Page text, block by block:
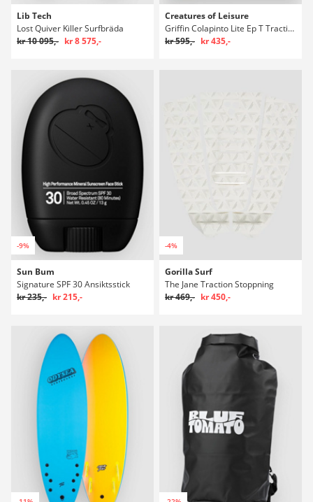
Lib Tech
Lost Quiver Killer Surfbräda
kr 10 095,- kr 8 575,-
Creatures of Leisure
Griffin Colapinto Lite Ep T Traction Stoppning
kr 595,- kr 435,-
-9%
Sun Bum
Signature SPF 30 Ansiktsstick
kr 235,- kr 215,-
-4%
Gorilla Surf
The Jane Traction Stoppning
kr 469,- kr 450,-